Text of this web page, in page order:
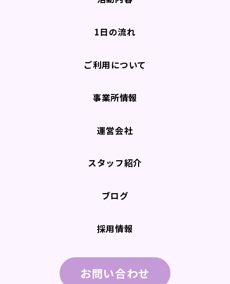
1日の流れ
ご利用について
事業所情報
運営会社
スタッフ紹介
ブログ
採用情報
お問い合わせ